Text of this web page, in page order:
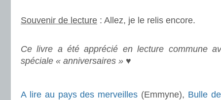
Souvenir de lecture : Allez, je le relis encore.
Ce livre a été apprécié en lecture commune
spéciale « anniversaires » ♥
A lire au pays des merveilles (Emmyne), Bulle